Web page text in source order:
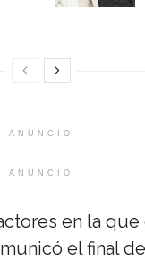
ANUNCIO
ANUNCIO
en la que
el final